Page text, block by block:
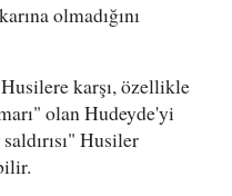
olmadığını
karşı, özellikle
olan Hudeyde'yi
Husiler